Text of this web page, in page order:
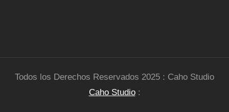
Todos los Derechos Reservados 2025 : Caho Studio
Caho Studio: